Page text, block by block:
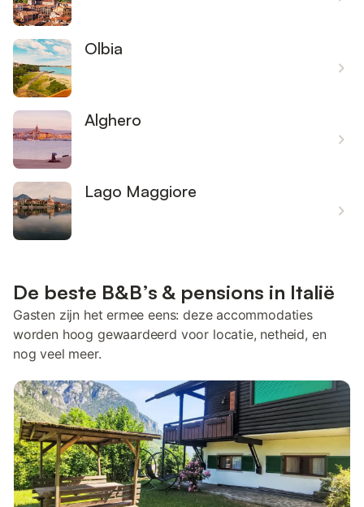
Olbia
Alghero
Lago Maggiore
De beste B&B’s & pensions in Italië
Gasten zijn het ermee eens: deze accommodaties
worden hoog gewaardeerd voor locatie, netheid, en
nog veel meer.